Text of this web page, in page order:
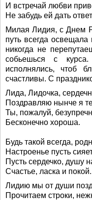
И встречай любви
Не забудь ей дать
Милая Лидия, с Днем
путь всегда освещала
никогда не
собьешься с
исполнялись, чтоб
счастливы. С
Лида, Лидочка,
Поздравляю нынче я
Ты, пожалуй,
Бесконечно хороша.
Будь такой всегда,
Настроенье пусть
Пусть сердечко, душу
Счастье, ласка и покой.
Лидию мы от души
Прочитаем строки,